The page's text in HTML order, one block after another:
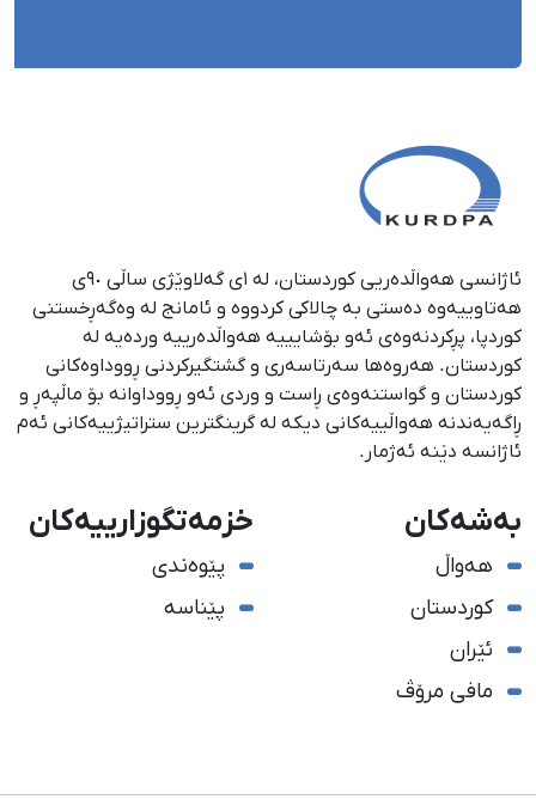
ئاژانسی هەواڵدەریی کوردستان، لە ١ی گەلاوێژی ساڵی ٩٠ی
هەتاوییەوە دەستی بە چالاکی کردووە و ئامانج لە وەگەڕخستنی
كوردپا، پڕكردنەوەی ئەو بۆشایییە هەواڵدەرییە وردەیە لە
كوردستان. هەروەها سەرتاسەری و گشتگیركردنی ڕووداوەكانی
كوردستان و گواستنەوەی ڕاست و وردی ئەو ڕووداوانە بۆ ماڵپەڕ و
ڕاگەیەندنە هەواڵییەكانی دیكە لە گرینگترین ستراتیژییەكانی ئەم
ئاژانسە دێنە ئەژمار.
بەشەکان
هەواڵ
کوردستان
ئێران
مافی مرۆڤ
خزمەتگوزارییەکان
پێوەندی
پێناسە